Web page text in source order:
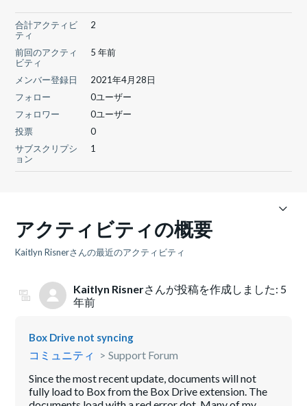
合計アクティビ
ティ
2
前回のアクティ
ビティ
5 年前
メンバー登録日
2021年4月28日
フォロー
0ユーザー
フォロワー
0ユーザー
投票
0
サブスクリプシ
ョン
1
アクティビティの概要
Kaitlyn Risnerさんの最近のアクティビティ
Kaitlyn Risnerさんが投稿を作成しました: 5
年前
Box Drive not syncing
コミュニティ
Support Forum
Since the most recent update, documents will not
fully load to Box from the Box Drive extension. The